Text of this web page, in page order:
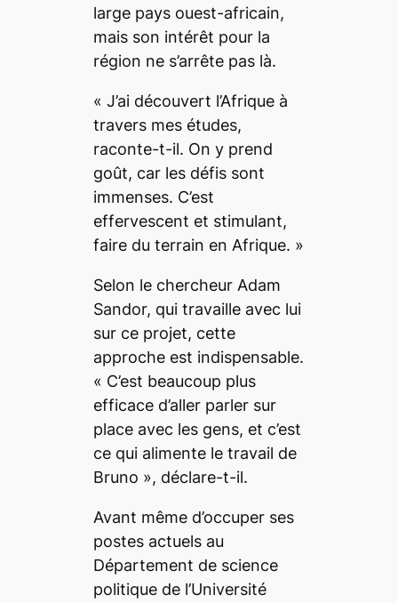
large pays ouest-africain,
mais son intérêt pour la
région ne s’arrête pas là.
« J’ai découvert l’Afrique à
travers mes études,
raconte-t-il. On y prend
goût, car les défis sont
immenses. C’est
effervescent et stimulant,
faire du terrain en Afrique. »
Selon le chercheur Adam
Sandor, qui travaille avec lui
sur ce projet, cette
approche est indispensable.
« C’est beaucoup plus
efficace d’aller parler sur
place avec les gens, et c’est
ce qui alimente le travail de
Bruno », déclare-t-il.
Avant même d’occuper ses
postes actuels au
Département de science
politique de l’Université